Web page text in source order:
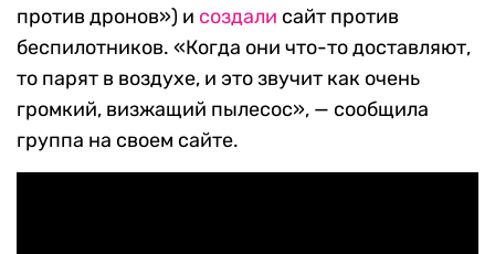
против дронов») и создали сайт против
беспилотников. «Когда они что-то доставляют,
то парят в воздухе, и это звучит как очень
громкий, визжащий пылесос», — сообщила
группа на своем сайте.